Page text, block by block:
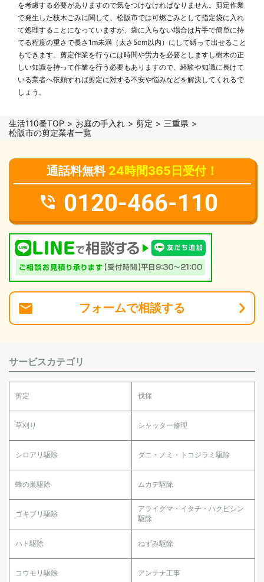
を考慮する必要がありますので気をつけなければなりません。剪定作業
で発生した枝木ごみに関して、松阪市では可燃ごみとして指定袋に入れ
て処理することになっていますが、袋に入らない場合は片手で簡単に持
てる程度の重さで長さ1m未満（太さ5cm以内）にして縛って出せること
もできます。剪定作業を行うには時間や労力を必要としますし樹木の正
しい知識を持って作業を行う必要もありますので、経験や知識に長けて
いる業者へ依頼すれば剪定に対する不安や悩みなどを解決してくれるで
しょう。
生活110番TOP お庭の手入れ 剪定
三重県
松阪市の剪定業者一覧
通話料無料 24時間365日受付！
0120-466-110
フォームで相談する
サービスカテゴリ
剪定 伐採
草刈り シャッター修理
シロアリ駆除 ダニ・ノミ・トコジラミ駆除
蜂の巣駆除 ムカデ駆除
ゴキブリ駆除
アライグマ・イタチ・ハクビシン
駆除
ハト駆除 ねずみ駆除
コウモリ駆除 アンテナ工事